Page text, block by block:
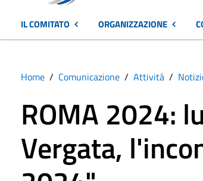
IL COMITATO ORGANIZZAZIONE
Home Comunicazione Attività
ROMA 2024:
Vergata,